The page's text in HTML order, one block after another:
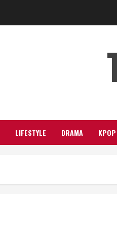
LIFESTYLE DRAMA KPOP